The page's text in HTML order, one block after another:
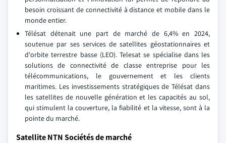
besoin croissant de connectivité à distance et mobile dans le
monde entier.
Télésat détenait une part de marché de 6,4% en 2024,
soutenue par ses services de satellites géostationnaires et
d'orbite terrestre basse (LEO). Telesat se spécialise dans les
solutions de connectivité de classe entreprise pour les
télécommunications, le gouvernement et les clients
maritimes. Les investissements stratégiques de Télésat dans
les satellites de nouvelle génération et les capacités au sol,
qui stimulent la couverture, la fiabilité et la vitesse, sont à la
pointe du marché.
Satellite NTN Sociétés de marché